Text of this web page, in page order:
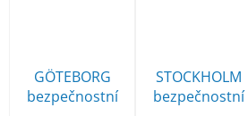
GÖTEBORG
bezpečnostní
STOCKHOLM
bezpečnostní